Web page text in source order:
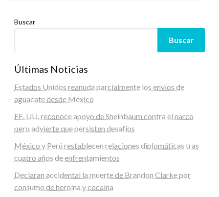
Buscar
Buscar
Últimas Noticias
Estados Unidos reanuda parcialmente los envíos de
aguacate desde México
EE. UU. reconoce apoyo de Sheinbaum contra el narco
pero advierte que persisten desafíos
México y Perú restablecen relaciones diplomáticas tras
cuatro años de enfrentamientos
Declaran accidental la muerte de Brandon Clarke por
consumo de heroína y cocaína